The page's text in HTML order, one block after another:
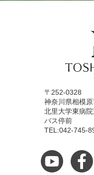
〒252-0328
神奈川県相模
北里大学東病院
バス停前
TEL:042-745-